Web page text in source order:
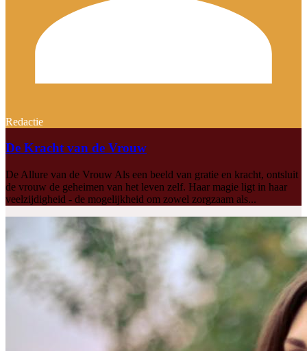
Redactie
De Kracht van de Vrouw
De Allure van de Vrouw Als een beeld van gratie en kracht, ontsluit
de vrouw de geheimen van het leven zelf. Haar magie ligt in haar
veelzijdigheid - de mogelijkheid om zowel zorgzaam als...